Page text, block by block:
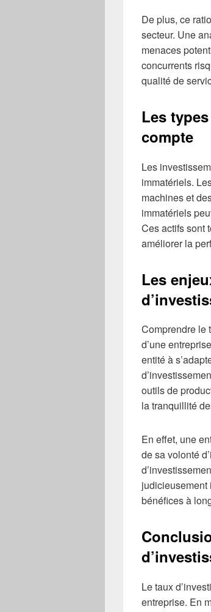
De plus, ce
secteur. Une
menaces
concurrents
qualité de
Les
compte
Les
immatériels.
machines et
immatériels
Ces actifs sont
améliorer la
Les
Comprendre le
d’une
entité à
outils de
la tranquillité
En effet, une
de sa volonté
judicieusement
bénéfices à
Le taux
entreprise. En